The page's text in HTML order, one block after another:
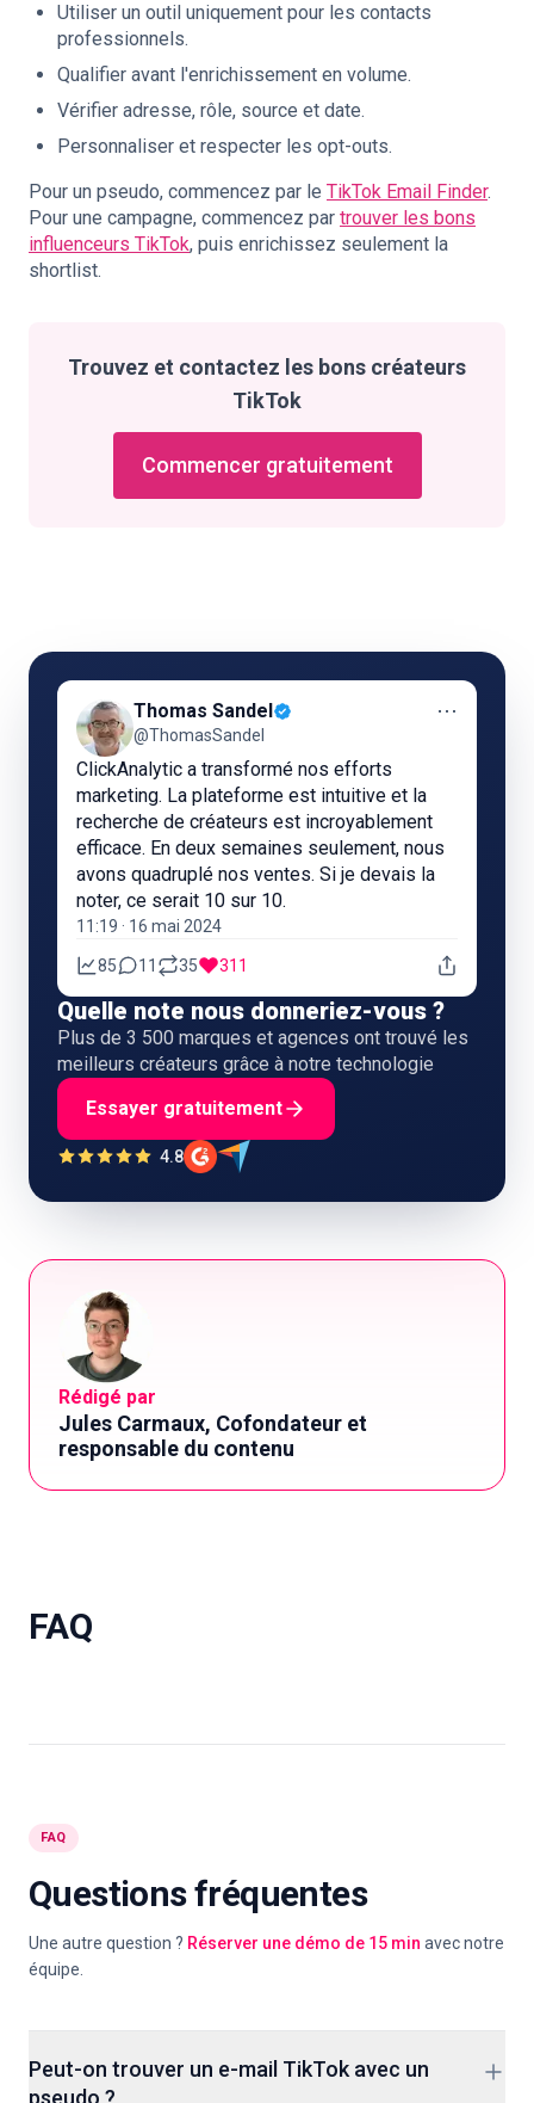
Utiliser un outil uniquement pour les contacts
professionnels.
Qualifier avant l'enrichissement en volume.
Vérifier adresse, rôle, source et date.
Personnaliser et respecter les opt-outs.
Pour un pseudo, commencez par le TikTok Email Finder.
Pour une campagne, commencez par trouver les bons
influenceurs TikTok, puis enrichissez seulement la
shortlist.
Trouvez et contactez les bons créateurs
TikTok
Commencer gratuitement
Thomas Sandel
@ThomasSandel
⋯
ClickAnalytic a transformé nos efforts
marketing. La plateforme est intuitive et la
recherche de créateurs est incroyablement
efficace. En deux semaines seulement, nous
avons quadruplé nos ventes. Si je devais la
noter, ce serait 10 sur 10.
11:19 · 16 mai 2024
85 11 35 311
Quelle note nous donneriez-vous ?
Plus de 3 500 marques et agences ont trouvé les
meilleurs créateurs grâce à notre technologie
Essayer gratuitement
4.8
Rédigé par
Jules Carmaux, Cofondateur et
responsable du contenu
FAQ
FAQ
Questions fréquentes
Une autre question ? Réserver une démo de 15 min avec notre
équipe.
Peut-on trouver un e-mail TikTok avec un